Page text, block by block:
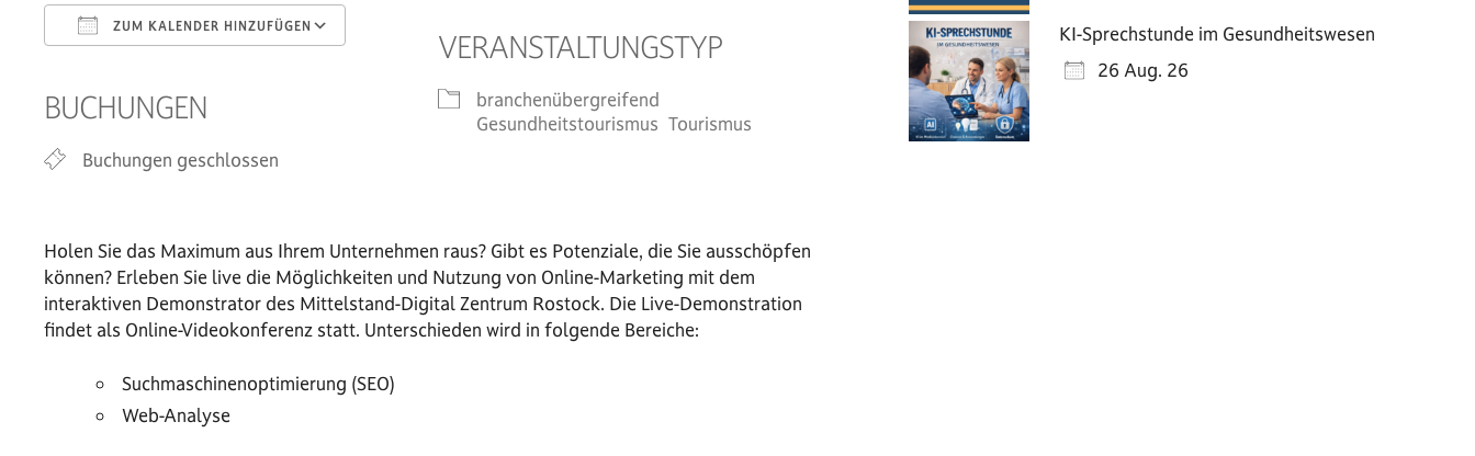
ZUM KALENDER HINZUFÜGEN
Office 365
BUCHUNGEN
Buchungen geschlossen
VERANSTALTUNGSTYP
branchenübergreifend
Gesundheitstourismus Tourismus
Holen Sie das Maximum aus Ihrem Unternehmen raus? Gibt es Potenziale, die Sie ausschöpfen
können? Erleben Sie live die Möglichkeiten und Nutzung von Online-Marketing mit dem
interaktiven Demonstrator des Mittelstand-Digital Zentrum Rostock. Die Live-Demonstration
findet als Online-Videokonferenz statt. Unterschieden wird in folgende Bereiche:
Suchmaschinenoptimierung (SEO)
Web-Analyse
KI-Sprechstunde im Gesundheitswesen
26 Aug. 26